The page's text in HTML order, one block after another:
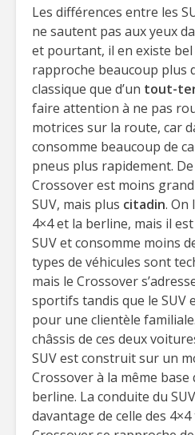
Les différences entre les
ne sautent pas aux yeux
et pourtant, il en existe bel
rapproche beaucoup plus
classique que d’un tout-
faire attention à ne pas
motrices sur la route, car
consomme beaucoup de
pneus plus rapidement.
Crossover est moins
SUV, mais plus citadin. On
4×4 et la berline, mais il
SUV et consomme moins
types de véhicules sont
mais le Crossover
sportifs tandis que le SUV
pour une clientèle
châssis de ces deux
SUV est construit sur un
Crossover à la même base
berline. La conduite du
davantage de celle des